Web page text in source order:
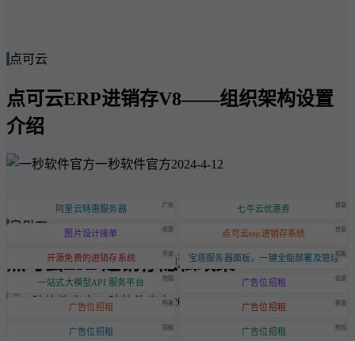
点可云
点可云ERP进销存V8——组织架构设置
介绍
一秒软件官方2024-4-12
点可云
点可云ERP进销存隐私政策
一秒软件官方2024-6-20
阿里云特惠服务器 广告 七牛云优惠券 自营
图片设计接单 优质 点可云erp进销存系统 自营
开源免费的进销存系统 开源 宝塔服务器面板，一键全能部署及管理招租
一站式大模型API 服务平台 热招 广告位招租 优质
广告位招租 特惠 广告位招租 黄金
广告位招租 招租 广告位招租 热招